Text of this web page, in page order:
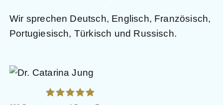
Wir sprechen Deutsch, Englisch, Französisch,
Portugiesisch, Türkisch und Russisch.